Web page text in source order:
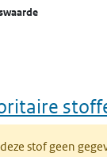
stof geen